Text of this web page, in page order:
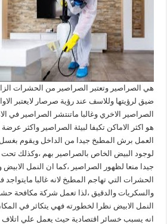
هي الصراصير وتعتبر الصراصير من الحشرات
ضيق لرؤيتها وللاسف عند رؤية صرصار لايعتبر
الصراصير الاخري وغالبا ماتنتشر الصراصير في
هو اكثر الاماكن تكيفا لبيئة الصراصير واكثر
العمل برش المطبخ جيدا من الداخل ويقوم بغسل
لوجود البيض الخاص بالصراصير بهم ،وكذلك
جيدا منعا لظهور الصراصير ،كما ان النمل
الحشرات التي تهاجم المطبخ لانه غالبا مايتواجد
والسكريات والدقيق ،لذا تعمل شركة مكافحة
النمل الابيض نظرا لخطورته فهي يتكاثر في
انه يسبب خسائر اقتصادية حيث يعمل علي اتلاف